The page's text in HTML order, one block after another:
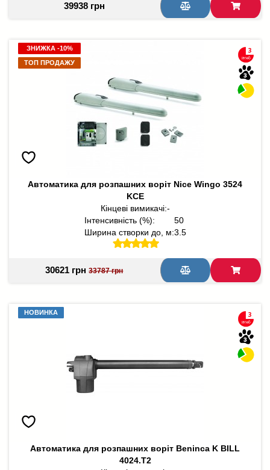
39938 грн
ЗНИЖКА -10%
ТОП ПРОДАЖУ
ЗНИЖКА -10%
ТОП ПРОДАЖУ
Автоматика для розпашних воріт Nice Wingo 3524
KCE
Кінцеві вимикачі:-
Інтенсивність (%):
50
Ширина створки до, м:3.5
30621 грн 33787 грн
НОВИНКА
НОВИНКА
Автоматика для розпашних воріт Beninca K BILL
4024.T2